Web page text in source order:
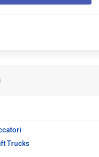
Trucks